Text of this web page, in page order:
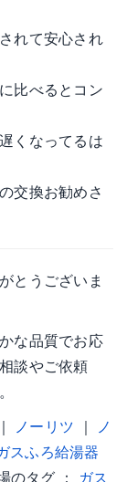
れて安心され
比べるとコン
くなってるは
交換お勧めさ
とうございま
な品質でお応
談やご依頼
｜ ノーリツ ｜
ノ
スふろ給湯器
のタグ ： ガス